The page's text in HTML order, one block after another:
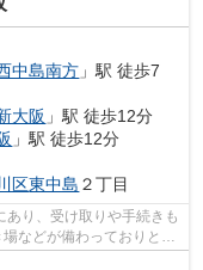
中島南方 」駅 徒歩7
大阪 」駅 徒歩12分
」駅 徒歩12分
区東中島 ２丁目
り、受け取りや手続きも
などが備わっておりとて